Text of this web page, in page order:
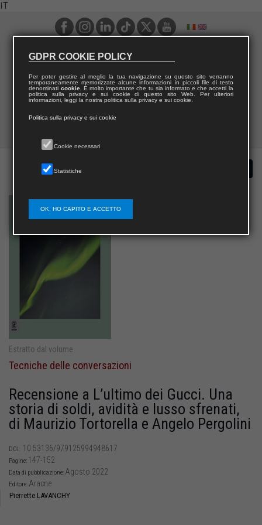
IT
Estratto dal volume
Tecniche delle conversazioni
Recensione a L’ultimo dei Gucci. Una
storia di soldi, avidità e lusso sfrenati,
di Maurizio Tortorella e Angelo Pergolini
DOI: 10.53136/979125994948617
Pagine: 147-152
Data di pubblicazione: Agosto 2022
Editore: Aracne
Pierrette LAVANCHY
GDPR COOKIE POLICY
Per poter gestire al meglio la tua navigazione su questo sito verranno
temporaneamente memorizzate alcune informazioni in piccoli file di testo
denominati cookie. È molto importante che tu sia informato e che accetti la
politica sulla privacy e sui cookie di questo sito Web. Per ulteriori
informazioni, leggi la nostra politica sulla privacy e sui cookie.
Politica sulla privacy e sui cookie
Cookie necessari
Statistiche
OK, HO CAPITO E ACCETTO